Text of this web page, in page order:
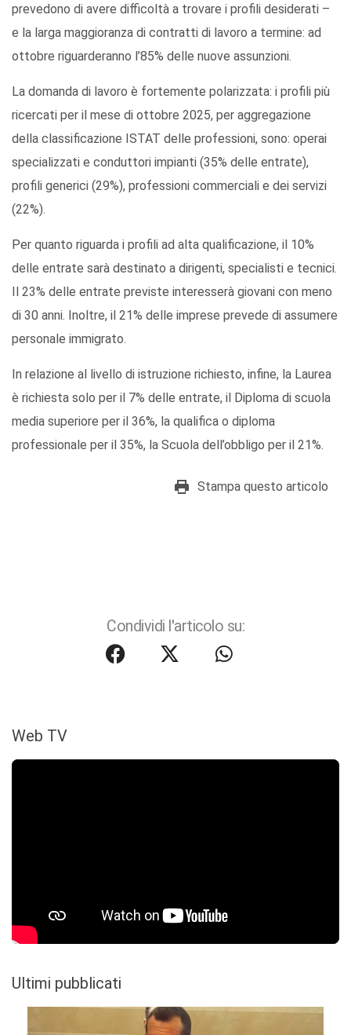
prevedono di avere difficoltà a trovare i profili desiderati –
e la larga maggioranza di contratti di lavoro a termine: ad
ottobre riguarderanno l’85% delle nuove assunzioni.
La domanda di lavoro è fortemente polarizzata: i profili più
ricercati per il mese di ottobre 2025, per aggregazione
della classificazione ISTAT delle professioni, sono: operai
specializzati e conduttori impianti (35% delle entrate),
profili generici (29%), professioni commerciali e dei servizi
(22%).
Per quanto riguarda i profili ad alta qualificazione, il 10%
delle entrate sarà destinato a dirigenti, specialisti e tecnici.
Il 23% delle entrate previste interesserà giovani con meno
di 30 anni. Inoltre, il 21% delle imprese prevede di assumere
personale immigrato.
In relazione al livello di istruzione richiesto, infine, la Laurea
è richiesta solo per il 7% delle entrate, il Diploma di scuola
media superiore per il 36%, la qualifica o diploma
professionale per il 35%, la Scuola dell’obbligo per il 21%.
Stampa questo articolo
Condividi l'articolo su:
Web TV
Ultimi pubblicati